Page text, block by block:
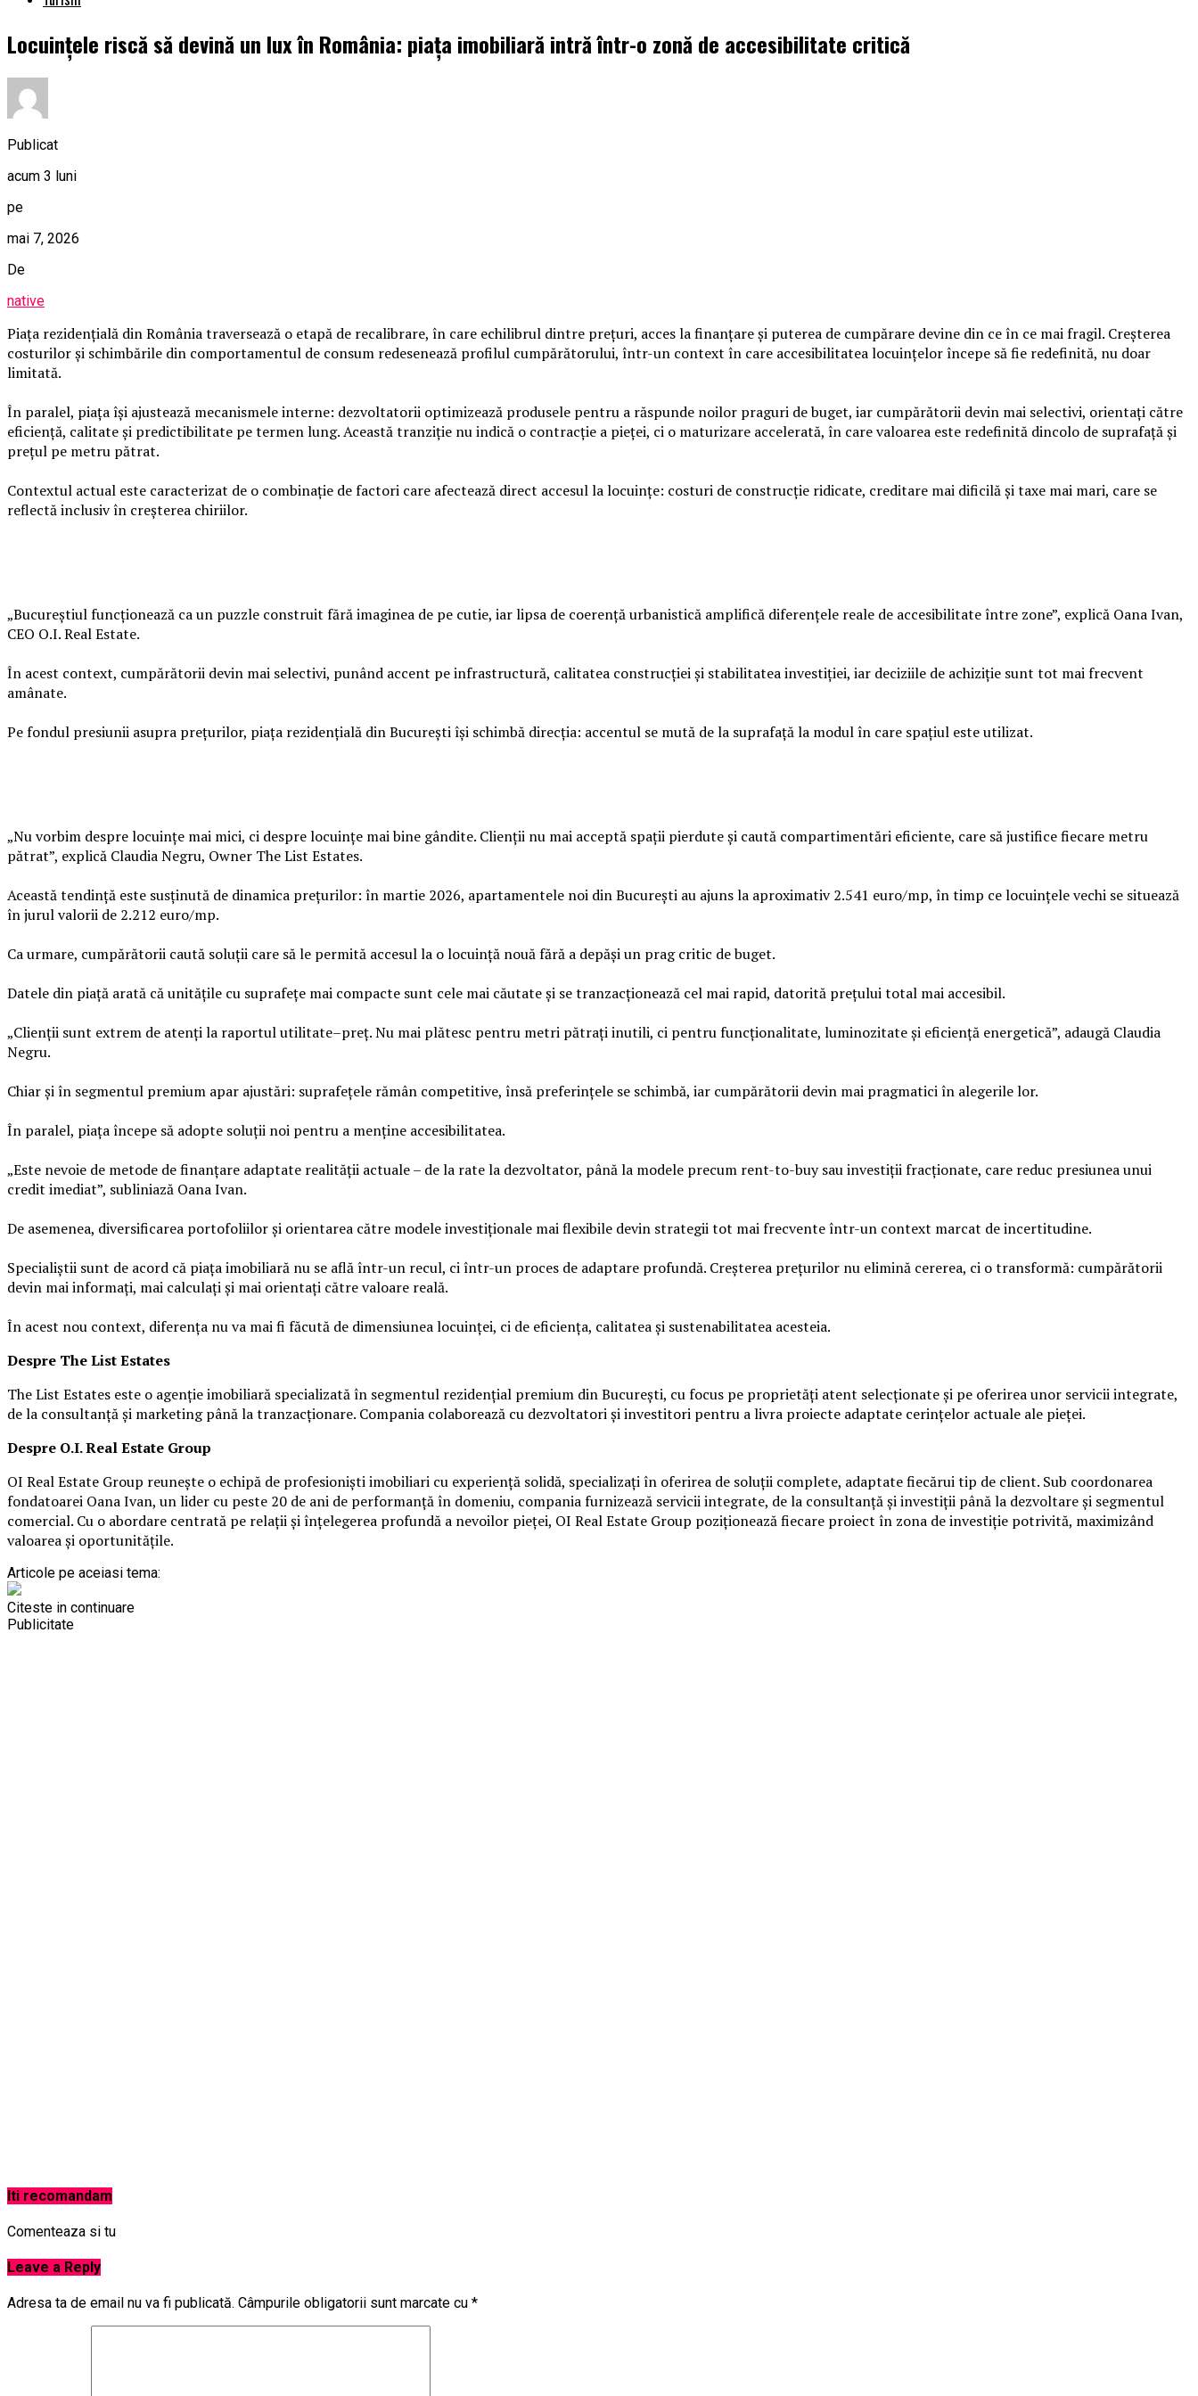
Locuințele riscă să devină un lux în România: piața imobiliară intră într-o zonă de accesibilitate critică
Publicat
acum 3 luni
pe
mai 7, 2026
De
native
Piața rezidențială din România traversează o etapă de recalibrare, în care echilibrul dintre prețuri, acces la finanțare și puterea de cumpărare devine din ce în ce mai fragil. Creșterea
costurilor și schimbările din comportamentul de consum redesenează profilul cumpărătorului, într-un context în care accesibilitatea locuințelor începe să fie redefinită, nu doar
limitată.
În paralel, piața își ajustează mecanismele interne: dezvoltatorii optimizează produsele pentru a răspunde noilor praguri de buget, iar cumpărătorii devin mai selectivi, orientați către
eficiență, calitate și predictibilitate pe termen lung. Această tranziție nu indică o contracție a pieței, ci o maturizare accelerată, în care valoarea este redefinită dincolo de suprafață și
prețul pe metru pătrat.
Contextul actual este caracterizat de o combinație de factori care afectează direct accesul la locuințe: costuri de construcție ridicate, creditare mai dificilă și taxe mai mari, care se
reflectă inclusiv în creșterea chiriilor.
„Bucureștiul funcționează ca un puzzle construit fără imaginea de pe cutie, iar lipsa de coerență urbanistică amplifică diferențele reale de accesibilitate între zone”, explică Oana Ivan,
CEO O.I. Real Estate.
În acest context, cumpărătorii devin mai selectivi, punând accent pe infrastructură, calitatea construcției și stabilitatea investiției, iar deciziile de achiziție sunt tot mai frecvent
amânate.
Pe fondul presiunii asupra prețurilor, piața rezidențială din București își schimbă direcția: accentul se mută de la suprafață la modul în care spațiul este utilizat.
„Nu vorbim despre locuințe mai mici, ci despre locuințe mai bine gândite. Clienții nu mai acceptă spații pierdute și caută compartimentări eficiente, care să justifice fiecare metru
pătrat”, explică Claudia Negru, Owner The List Estates.
Această tendință este susținută de dinamica prețurilor: în martie 2026, apartamentele noi din București au ajuns la aproximativ 2.541 euro/mp, în timp ce locuințele vechi se situează
în jurul valorii de 2.212 euro/mp.
Ca urmare, cumpărătorii caută soluții care să le permită accesul la o locuință nouă fără a depăși un prag critic de buget.
Datele din piață arată că unitățile cu suprafețe mai compacte sunt cele mai căutate și se tranzacționează cel mai rapid, datorită prețului total mai accesibil.
„Clienții sunt extrem de atenți la raportul utilitate–preț. Nu mai plătesc pentru metri pătrați inutili, ci pentru funcționalitate, luminozitate și eficiență energetică”, adaugă Claudia
Negru.
Chiar și în segmentul premium apar ajustări: suprafețele rămân competitive, însă preferințele se schimbă, iar cumpărătorii devin mai pragmatici în alegerile lor.
În paralel, piața începe să adopte soluții noi pentru a menține accesibilitatea.
„Este nevoie de metode de finanțare adaptate realității actuale – de la rate la dezvoltator, până la modele precum rent-to-buy sau investiții fracționate, care reduc presiunea unui
credit imediat”, subliniază Oana Ivan.
De asemenea, diversificarea portofoliilor și orientarea către modele investiționale mai flexibile devin strategii tot mai frecvente într-un context marcat de incertitudine.
Specialiștii sunt de acord că piața imobiliară nu se află într-un recul, ci într-un proces de adaptare profundă. Creșterea prețurilor nu elimină cererea, ci o transformă: cumpărătorii
devin mai informați, mai calculați și mai orientați către valoare reală.
În acest nou context, diferența nu va mai fi făcută de dimensiunea locuinței, ci de eficiența, calitatea și sustenabilitatea acesteia.
Despre The List Estates
The List Estates este o agenție imobiliară specializată în segmentul rezidențial premium din București, cu focus pe proprietăți atent selecționate și pe oferirea unor servicii integrate,
de la consultanță și marketing până la tranzacționare. Compania colaborează cu dezvoltatori și investitori pentru a livra proiecte adaptate cerințelor actuale ale pieței.
Despre O.I. Real Estate Group
OI Real Estate Group reunește o echipă de profesioniști imobiliari cu experiență solidă, specializați în oferirea de soluții complete, adaptate fiecărui tip de client. Sub coordonarea
fondatoarei Oana Ivan, un lider cu peste 20 de ani de performanță în domeniu, compania furnizează servicii integrate, de la consultanță și investiții până la dezvoltare și segmentul
comercial. Cu o abordare centrată pe relații și înțelegerea profundă a nevoilor pieței, OI Real Estate Group poziționează fiecare proiect în zona de investiție potrivită, maximizând
valoarea și oportunitățile.
Articole pe aceiasi tema:
Citeste in continuare
Publicitate
Iti recomandam
Comenteaza si tu
Leave a Reply
Adresa ta de email nu va fi publicată. Câmpurile obligatorii sunt marcate cu *